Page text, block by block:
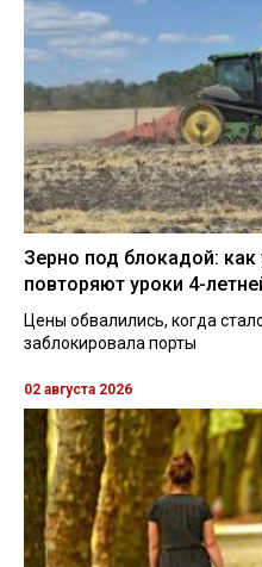
Зерно под блокадой:
повторяют уроки 4-
Цены обвалились, когда
заблокировала порты
02 августа 2026